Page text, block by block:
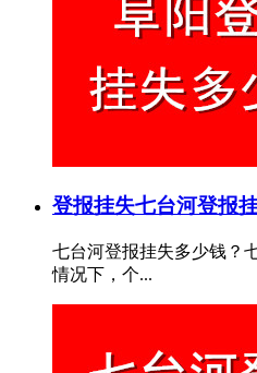
登报挂失七台河登报
七台河登报挂失多少钱？
情况下，个...